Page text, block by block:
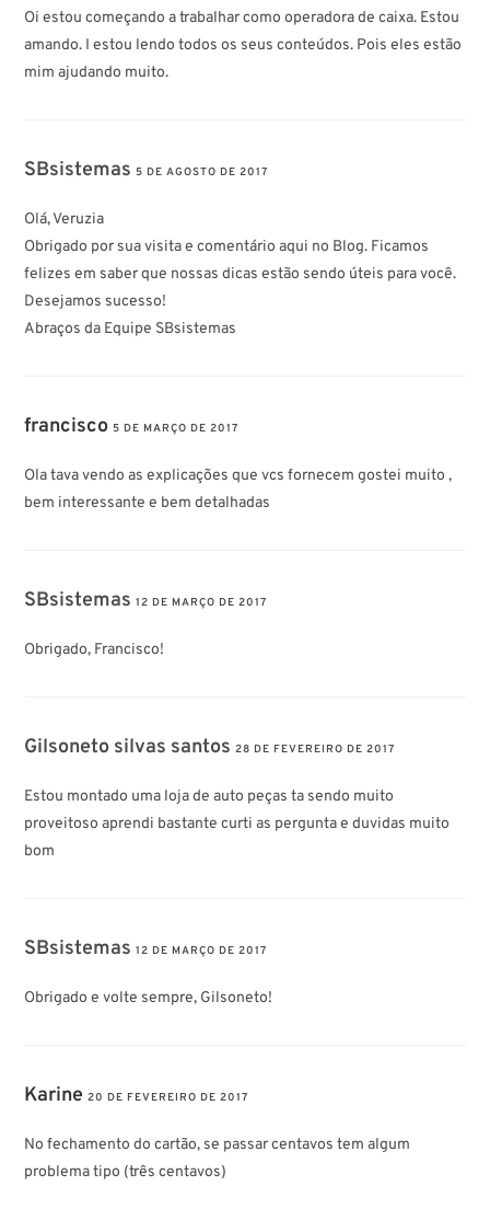
Oi estou começando a trabalhar como operadora de caixa. Estou
amando. I estou lendo todos os seus conteúdos. Pois eles estão
mim ajudando muito.
SBsistemas5 DE AGOSTO DE 2017
Olá, Veruzia
Obrigado por sua visita e comentário aqui no Blog. Ficamos
felizes em saber que nossas dicas estão sendo úteis para você.
Desejamos sucesso!
Abraços da Equipe SBsistemas
francisco 5 DE MARÇO DE 2017
Ola tava vendo as explicações que vcs fornecem gostei muito ,
bem interessante e bem detalhadas
SBsistemas12 DE MARÇO DE 2017
Obrigado, Francisco!
Gilsoneto silvas santos28 DE FEVEREIRO DE 2017
Estou montado uma loja de auto peças ta sendo muito
proveitoso aprendi bastante curti as pergunta e duvidas muito
bom
SBsistemas12 DE MARÇO DE 2017
Obrigado e volte sempre, Gilsoneto!
Karine 20 DE FEVEREIRO DE 2017
No fechamento do cartão, se passar centavos tem algum
problema tipo (três centavos)